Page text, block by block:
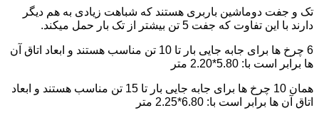
تک و جفت دوماشین باربری هستند که شباهت زیادی به هم دیگر
دارند با این تفاوت که جفت 5 تن بیشتر از تک بار حمل میکند.
6 چرخ ها برای جابه جایی بار تا 10 تن مناسب هستند و ابعاد اتاق آن
ها برابر است با: 5.80*2.20 متر
همان 10 چرخ ها برای جابه جایی بار تا 15 تن مناسب هستند و ابعاد
اتاق آن ها برابر است با: 6.80*2.25 متر